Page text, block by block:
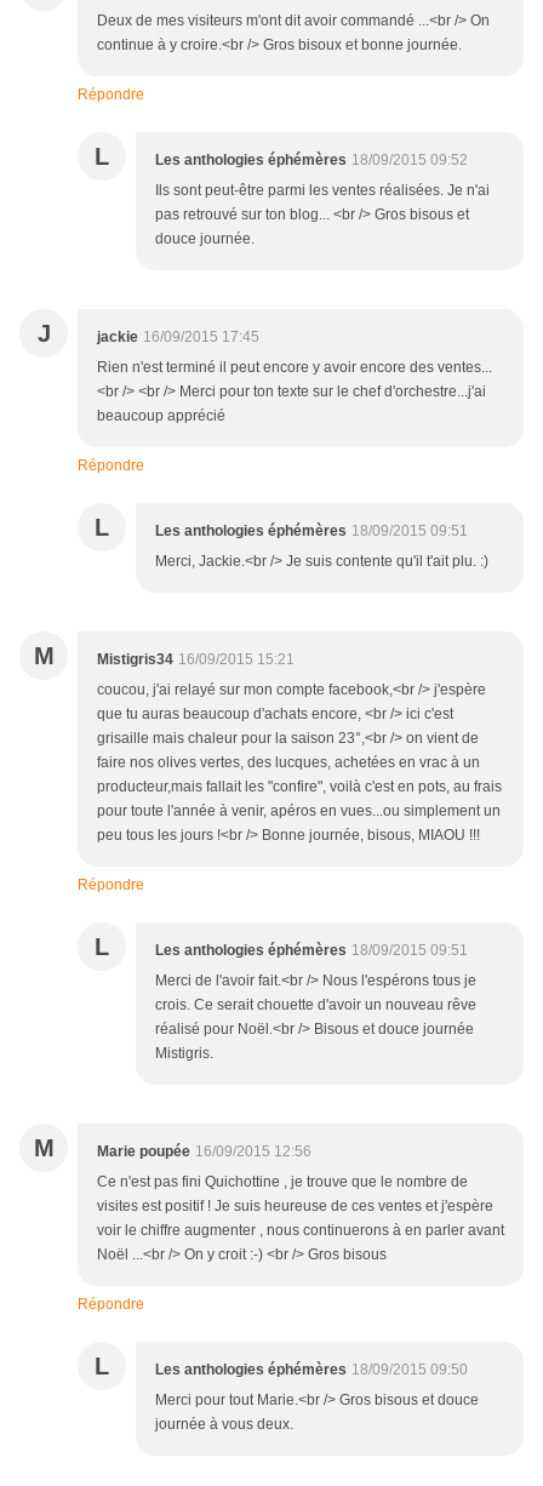
Deux de mes visiteurs m'ont dit avoir commandé ...<br /> On
continue à y croire.<br /> Gros bisoux et bonne journée.
Répondre
L Les anthologies éphémères 18/09/2015 09:52
Ils sont peut-être parmi les ventes réalisées. Je n'ai
pas retrouvé sur ton blog... <br /> Gros bisous et
douce journée.
J jackie 16/09/2015 17:45
Rien n'est terminé il peut encore y avoir encore des ventes...
<br /> <br /> Merci pour ton texte sur le chef d'orchestre...j'ai
beaucoup apprécié
Répondre
L Les anthologies éphémères 18/09/2015 09:51
Merci, Jackie.<br /> Je suis contente qu'il t'ait plu. :)
M Mistigris34 16/09/2015 15:21
coucou, j'ai relayé sur mon compte facebook,<br /> j'espère
que tu auras beaucoup d'achats encore, <br /> ici c'est
grisaille mais chaleur pour la saison 23°,<br /> on vient de
faire nos olives vertes, des lucques, achetées en vrac à un
producteur,mais fallait les "confire", voilà c'est en pots, au frais
pour toute l'année à venir, apéros en vues...ou simplement un
peu tous les jours !<br /> Bonne journée, bisous, MIAOU !!!
Répondre
L Les anthologies éphémères 18/09/2015 09:51
Merci de l'avoir fait.<br /> Nous l'espérons tous je
crois. Ce serait chouette d'avoir un nouveau rêve
réalisé pour Noël.<br /> Bisous et douce journée
Mistigris.
M Marie poupée 16/09/2015 12:56
Ce n'est pas fini Quichottine , je trouve que le nombre de
visites est positif ! Je suis heureuse de ces ventes et j'espère
voir le chiffre augmenter , nous continuerons à en parler avant
Noël ...<br /> On y croit :-) <br /> Gros bisous
Répondre
L Les anthologies éphémères 18/09/2015 09:50
Merci pour tout Marie.<br /> Gros bisous et douce
journée à vous deux.